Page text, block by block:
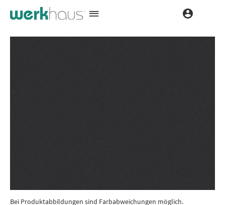
Bei Produktabbildungen sind Farbabweichungen möglich.